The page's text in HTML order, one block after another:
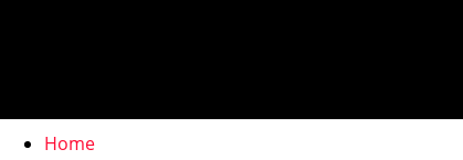
Home